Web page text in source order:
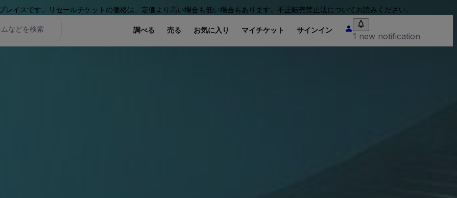
イスです。リセールチケットの価格は、定価より高い場合も低い場合もあります。 不正転売禁止法についてお読みください。
調べる 売る お気に入り マイチケット サインイン
1 new notification